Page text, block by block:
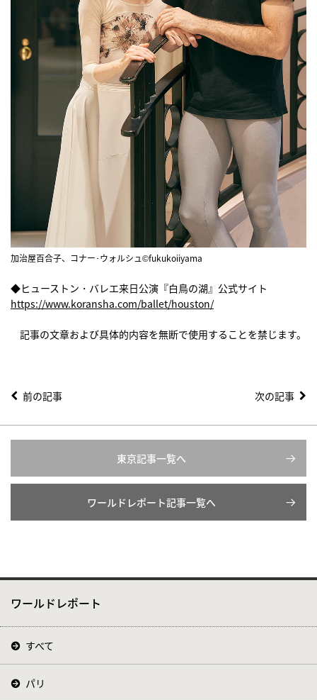
加治屋百合子、コナー･ウォルシュ©fukukoiiyama
◆ヒューストン・バレエ来日公演『白鳥の湖』公式サイト
https://www.koransha.com/ballet/houston/
記事の文章および具体的内容を無断で使用することを禁じます。
前の記事 次の記事
東京記事一覧へ
ワールドレポート記事一覧へ
ワールドレポート
すべて
パリ